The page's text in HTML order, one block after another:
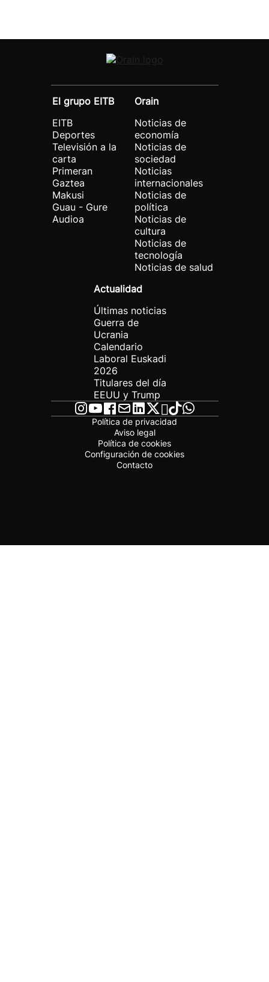
El grupo EITB
EITB
Deportes
Televisión a la
carta
Primeran
Gaztea
Makusi
Guau - Gure
Audioa
Orain
Noticias de
economía
Noticias de
sociedad
Noticias
internacionales
Noticias de
política
Noticias de
cultura
Noticias de
tecnología
Noticias de salud
Actualidad
Últimas noticias
Guerra de
Ucrania
Calendario
Laboral Euskadi
2026
Titulares del día
EEUU y Trump
Política de privacidad
Aviso legal
Política de cookies
Configuración de cookies
Contacto